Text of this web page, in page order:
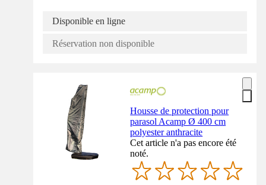
Disponible en ligne
Réservation non disponible
Housse de protection pour
parasol Acamp Ø 400 cm
polyester anthracite
Cet article n'a pas encore été
noté.